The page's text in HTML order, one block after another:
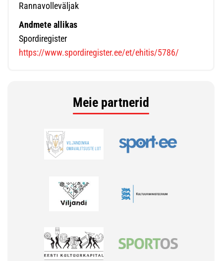
Rannavolleväljak
Andmete allikas
Spordiregister
https://www.spordiregister.ee/et/ehitis/5786/
Meie partnerid